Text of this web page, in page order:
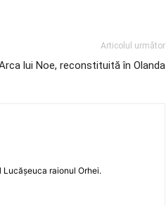
Articolul următor
lui Noe, reconstituită în Olanda
Lucășeuca raionul Orhei.